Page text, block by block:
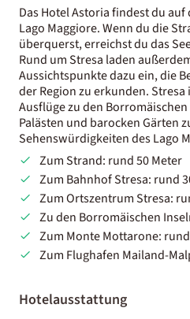
Das Hotel Astoria findest du
Lago Maggiore. Wenn du die
überquerst, erreichst du das
Rund um Stresa laden
Aussichtspunkte dazu ein, die
der Region zu erkunden.
Ausflüge zu den
Palästen und barocken Gärten
Sehenswürdigkeiten des Lago
Zum Strand: rund 50 Meter
Zum Bahnhof Stresa: rund
Zum Ortszentrum Stresa:
Zu den Borromäischen
Zum Monte Mottarone:
Zum Flughafen Mailand-
Hotelausstattung